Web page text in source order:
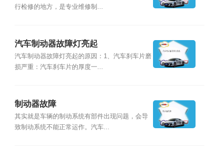
行检修的地方，是专业维修制...
汽车制动器故障灯亮起
汽车制动器故障灯亮起的原因：1、汽车刹车片磨
损严重：汽车刹车片的厚度一...
制动器故障
其实就是车辆的制动系统有部件出现问题，会导
致制动系统不能正常运作。汽车...